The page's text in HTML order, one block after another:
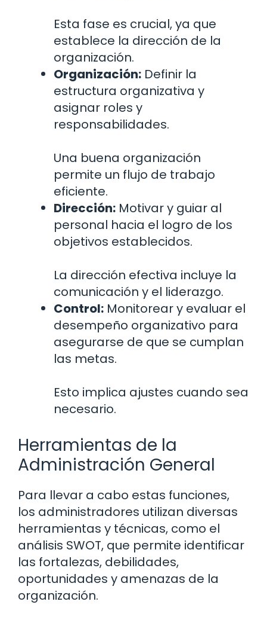
Esta fase es crucial, ya que
establece la dirección de la
organización.
Organización: Definir la
estructura organizativa y
asignar roles y
responsabilidades.
Una buena organización
permite un flujo de trabajo
eficiente.
Dirección: Motivar y guiar al
personal hacia el logro de los
objetivos establecidos.
La dirección efectiva incluye la
comunicación y el liderazgo.
Control: Monitorear y evaluar el
desempeño organizativo para
asegurarse de que se cumplan
las metas.
Esto implica ajustes cuando sea
necesario.
Herramientas de la
Administración General
Para llevar a cabo estas funciones,
los administradores utilizan diversas
herramientas y técnicas, como el
análisis SWOT, que permite identificar
las fortalezas, debilidades,
oportunidades y amenazas de la
organización.